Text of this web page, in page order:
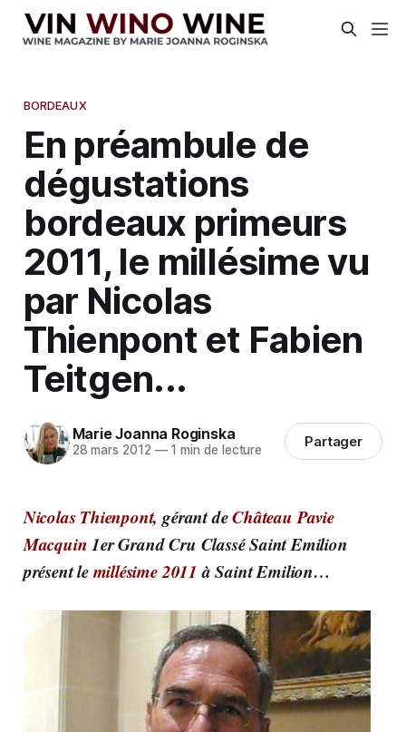
BORDEAUX
En préambule de
dégustations
bordeaux primeurs
2011, le millésime vu
par Nicolas
Thienpont et Fabien
Teitgen...
Marie Joanna Roginska
28 mars 2012 —1 min de lecture Partager
Nicolas Thienpont, gérant deChâteau Pavie
Macquin1er Grand Cru Classé Saint Emilion
présent lemillésime2011 à Saint Emilion…